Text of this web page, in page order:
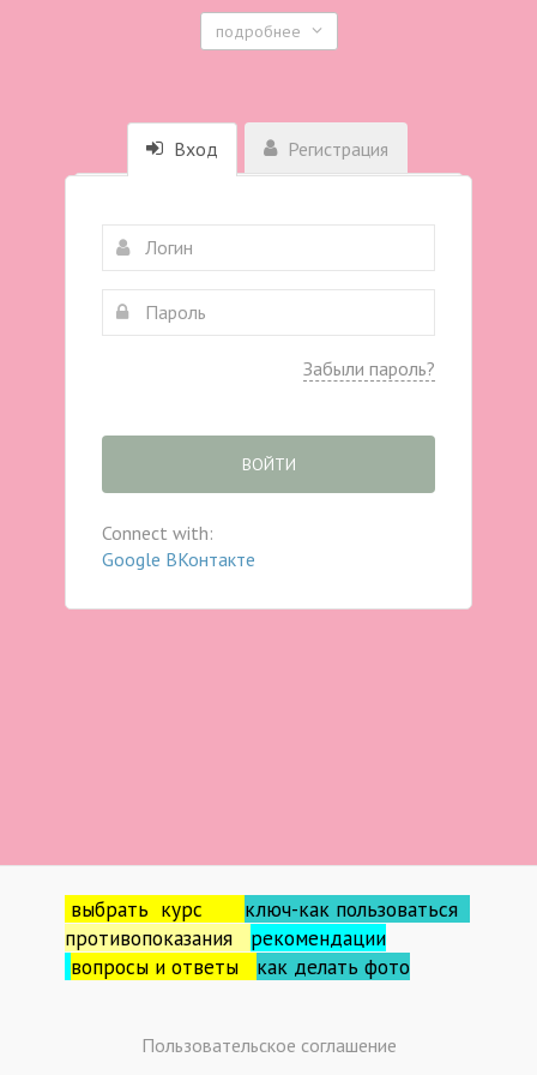
подробнее
Вход Регистрация
Забыли пароль?
ВОЙТИ
Connect with:
Google ВКонтакте
выбрать курс ключ-как пользоваться
противопоказания рекомендации
вопросы и ответы как делать фото
Пользовательское соглашение